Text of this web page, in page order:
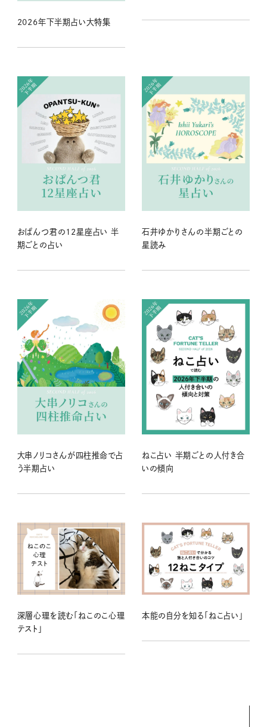
2026年下半期占い大特集
おぱんつ君の12星座占い 半
期ごとの占い
石井ゆかりさんの半期ごとの
星読み
大串ノリコさんが四柱推命で占
う半期占い
ねこ占い 半期ごとの人付き合
いの傾向
深層心理を読む「ねこのこ心理
テスト」
本能の自分を知る「ねこ占い」